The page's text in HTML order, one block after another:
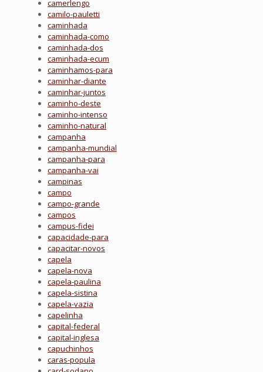
camerlengo
camilo-pauletti
caminhada
caminhada-como
caminhada-dos
caminhada-ecum
caminhamos-para
caminhar-diante
caminhar-juntos
caminho-deste
caminho-intenso
caminho-natural
campanha
campanha-mundial
campanha-para
campanha-vai
campinas
campo
campo-grande
campos
campus-fidei
capacidade-para
capacitar-novos
capela
capela-nova
capela-paulina
capela-sistina
capela-vazia
capelinha
capital-federal
capital-inglesa
capuchinhos
caras-popula